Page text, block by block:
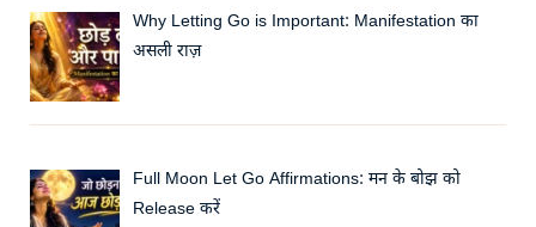
Why Letting Go is Important: Manifestation का
असली राज़
Full Moon Let Go Affirmations: मन के बोझ को
Release करें